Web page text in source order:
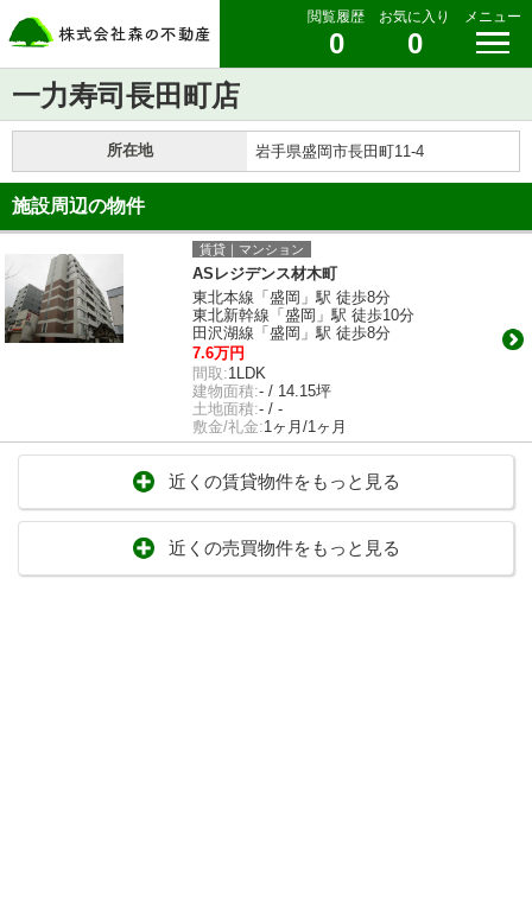
閲覧履歴
0
お気に入り
0
メニュー
一力寿司長田町店
所在地 岩手県盛岡市長田町11-4
施設周辺の物件
賃貸｜マンション
ASレジデンス材木町
東北本線「盛岡」駅 徒歩8分
東北新幹線「盛岡」駅 徒歩10分
田沢湖線「盛岡」駅 徒歩8分
7.6万円
間取:1LDK
建物面積:- / 14.15坪
土地面積:- / -
敷金/礼金:1ヶ月/1ヶ月
近くの賃貸物件をもっと見る
近くの売買物件をもっと見る